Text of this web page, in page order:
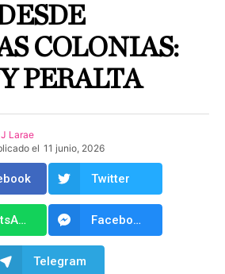
COLONIAS:
PERALTA
J Larae
el 11 junio, 2026
Twitter
WhatsApp Facebook Messenger
Telegram